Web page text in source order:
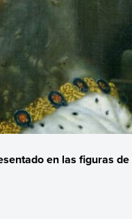
en las figuras de